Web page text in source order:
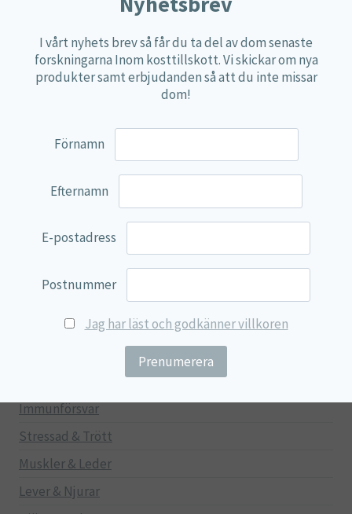
100% Natural
EVP Nutrition
Lamberts
Kenkou Selfcare
Immunförsvar
Stressad & Trött
Muskler & Leder
Lever & Njurar
I vårt nyhets brev så får du ta del av dom senaste
forskningarna Inom kosttillskott. Vi skickar om nya
produkter samt erbjudanden så att du inte missar
dom!
Förnamn
Efternamn
E-postadress
Postnummer
Jag har läst och godkänner villkoren